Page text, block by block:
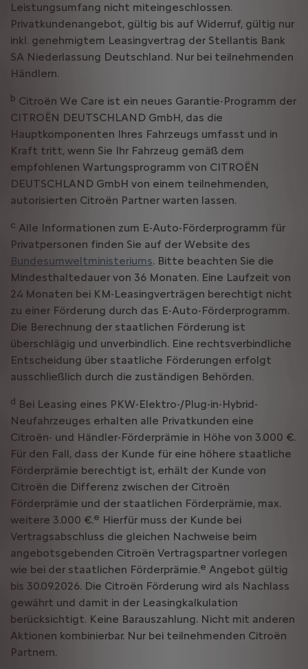
Leistungsumfang nicht miteingeschlossen.
Privatkundenangebot, gültig bis auf Widerruf, gültig nur
inkl. genehmigtem Leasingvertrag der Stellantis Bank
SA Niederlassung Deutschland. Nur bei teilnehmenden
Händlern.
b Citroën We Care ist ein neues Garantie-Programm der
CITROËN DEUTSCHLAND GmbH, das die
Hauptkomponenten Ihres Fahrzeugs umfasst und in
Kraft tritt, wenn Sie Ihr Fahrzeug gemäß dem
empfohlenen Wartungsprogramm von CITROËN
DEUTSCHLAND GmbH von einem teilnehmenden,
autorisierten Citroën Partner warten lassen.
c Alle Informationen zum E-Auto-Förderprogramm für
Privatpersonen finden Sie auf der Website des
Bundesumweltministeriums. Bitte beachten Sie die
Mindesthaltedauer von 36 Monaten. Eine Laufzeit von
24 Monaten bei KM-Leasingverträgen berechtigt nicht
zu einer Förderung durch das E-Auto-Förderprogramm.
Die Berechnung der staatlichen Förderung ist
überschlägig und unverbindlich. Eine rechtsverbindliche
Entscheidung über staatliche Förderungen erfolgt
ausschließlich durch die zuständigen Behörden.
d Bei Leasing eines PKW-Elektro-/Plug-in-Hybrid-
Neufahrzeuges erhalten alle Privatkunden eine
Citroën- und Händler-Förderprämie in Höhe von 3.000 €.
Für den Fall, dass der Kunde für eine höhere staatliche
Förderprämie berechtigt ist, erhält der Kunde von
Citroën die Differenz zwischen der Citroën
Förderprämie und der staatlichen Förderprämie, max.
weitere 3.000 €.e Hierfür muss der Kunde bei
Vertragsabschluss die gleichen Nachweise beim
angebotsgebenden Citroën Vertragspartner vorlegen
wie bei der staatlichen Förderprämie.e Angebot gültig
bis 30.09.2026. Die Citroën Förderung wird als Nachlass
gewährt und damit in der Leasingkalkulation
berücksichtigt. Keine Barauszahlung. Nicht mit anderen
Aktionen kombinierbar. Nur bei teilnehmenden Citroën
Partnern.